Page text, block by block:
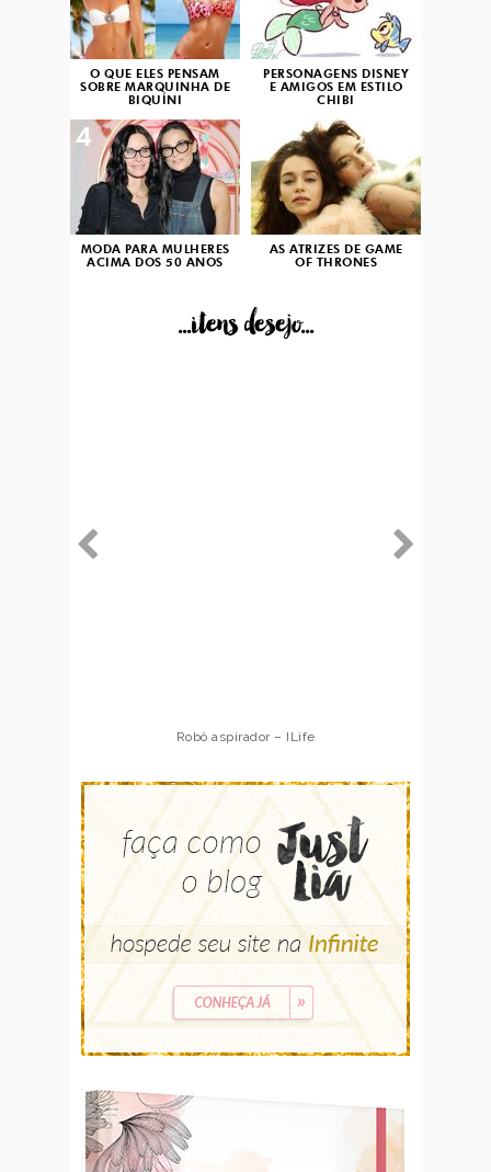
O QUE ELES PENSAM
SOBRE MARQUINHA DE
BIQUÍNI
PERSONAGENS DISNEY
E AMIGOS EM ESTILO
CHIBI
MODA PARA MULHERES
ACIMA DOS 50 ANOS
4
AS ATRIZES DE GAME
OF THRONES
...itens desejo...
Robô aspirador – ILife